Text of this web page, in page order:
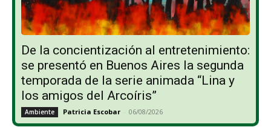
De la concientización al entretenimiento:
se presentó en Buenos Aires la segunda
temporada de la serie animada “Lina y
los amigos del Arcoíris”
Ambiente Patricia Escobar - 06/08/2026